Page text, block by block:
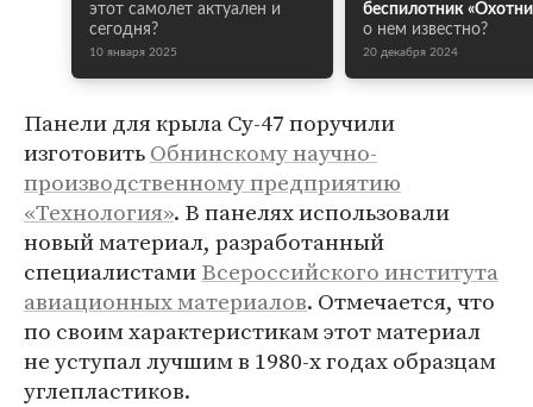
этот самолет актуален и
сегодня?
10 января 2025
беспилотник
о нем известно?
20 декабря 2024
Панели для крыла Су-47 поручили
изготовитьОбнинскому научно-
производственному предприятию
«Технология». В панелях использовали
новый материал, разработанный
специалистамиВсероссийского института
авиационных материалов. Отмечается, что
по своим характеристикам этот материал
не уступал лучшим в 1980-х годах образцам
углепластиков.